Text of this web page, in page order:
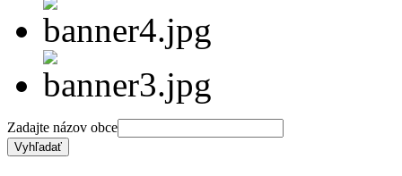
Zadajte názov obce